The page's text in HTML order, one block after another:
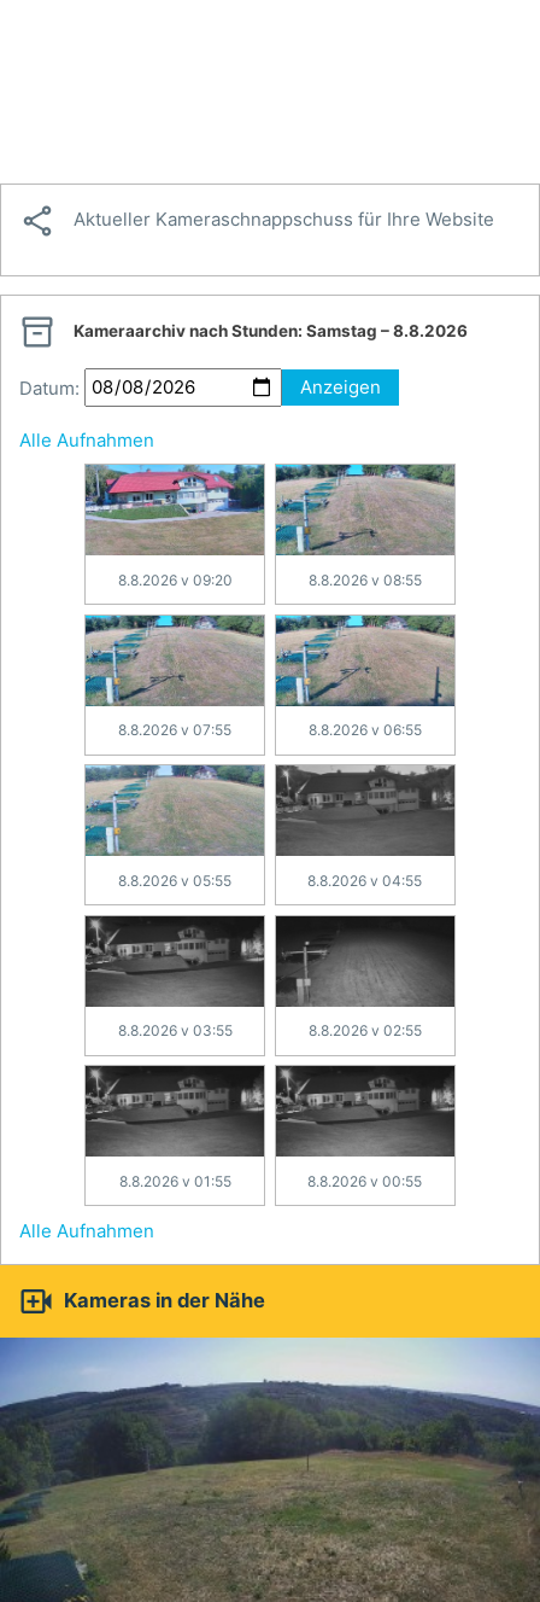
 Aktueller Kameraschnappschuss für Ihre Website
 Kameraarchiv nach Stunden: Samstag – 8.8.2026
Datum: Anzeigen
Alle Aufnahmen
8.8.2026 v 09:20 8.8.2026 v 08:55
8.8.2026 v 07:55 8.8.2026 v 06:55
8.8.2026 v 05:55 8.8.2026 v 04:55
8.8.2026 v 03:55 8.8.2026 v 02:55
8.8.2026 v 01:55 8.8.2026 v 00:55
Alle Aufnahmen
 Kameras in der Nähe